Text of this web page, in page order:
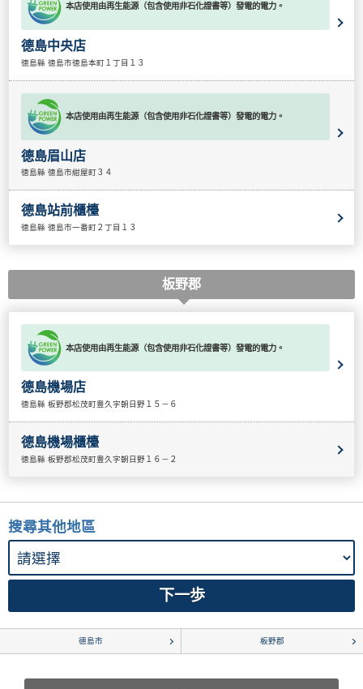
本店使用由再生能源（包含使用非石化證書等）發電的電力。
德島中央店
徳島縣 徳島市徳島本町１丁目１３
本店使用由再生能源（包含使用非石化證書等）發電的電力。
德島眉山店
徳島縣 徳島市紺屋町３４
德島站前櫃檯
徳島縣 徳島市一番町２丁目１３
板野郡
本店使用由再生能源（包含使用非石化證書等）發電的電力。
德島機場店
徳島縣 板野郡松茂町豊久字朝日野１５－６
德島機場櫃檯
徳島縣 板野郡松茂町豊久字朝日野１６－２
搜尋其他地區
德島市 板野郡